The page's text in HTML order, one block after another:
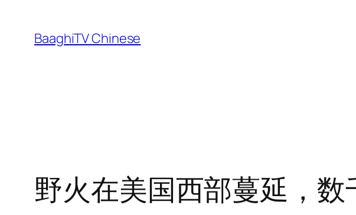
content
BaaghiTV Chinese
野火在美国西部蔓延，数